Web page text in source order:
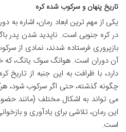
تاریخ پنهان و سرکوب شده کره
یکی از مهم ترین ابعاد رمان، اشاره
در کره جنوبی است. ناپدید شدن پدر
بازپروری فرستاده شدند، نمادی از
آن دوران است. هوانگ سوک یانگ، که
دارد، با ظرافت به این جنبه از
چگونه گذشته، حتی اگر سرکوب شود،
می تواند به اشکال مختلف (مانند
این رمان، تلاشی برای یادآوری و
است.